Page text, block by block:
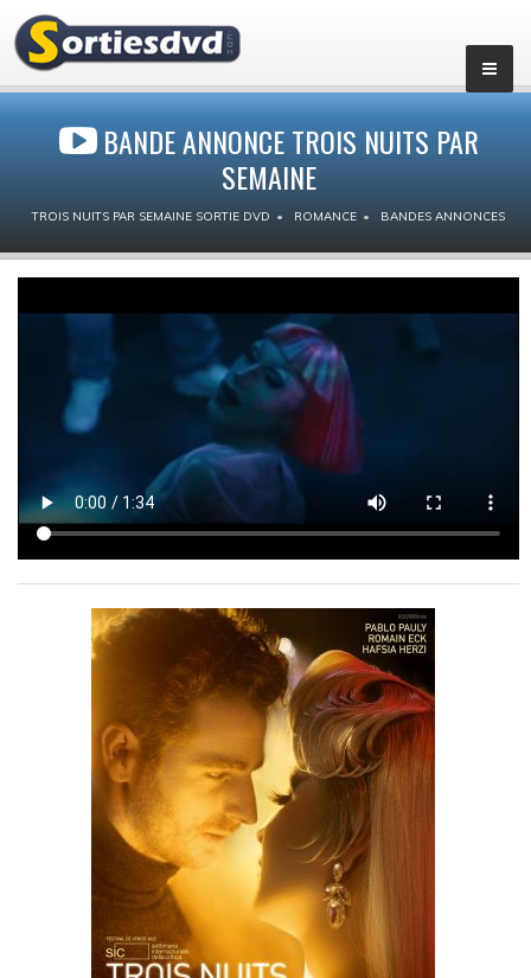
BANDE ANNONCE TROIS NUITS PAR
SEMAINE
TROIS NUITS PAR SEMAINE SORTIE DVD ROMANCE BANDES ANNONCES